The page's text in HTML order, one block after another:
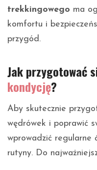
trekkingowego ma
komfortu i
przygód.
Jak przygotować
kondycję?
Aby skutecznie
wędrówek i poprawić
wprowadzić regularne
rutyny. Do